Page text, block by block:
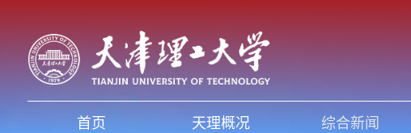
首页 天理概况 综合新闻